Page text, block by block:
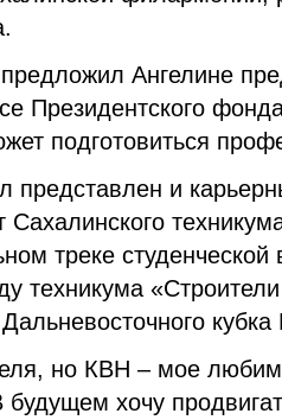
Ангелине
Президентского
подготовиться
представлен и
Сахалинского
треке
техникума
но КВН – мое
хочу